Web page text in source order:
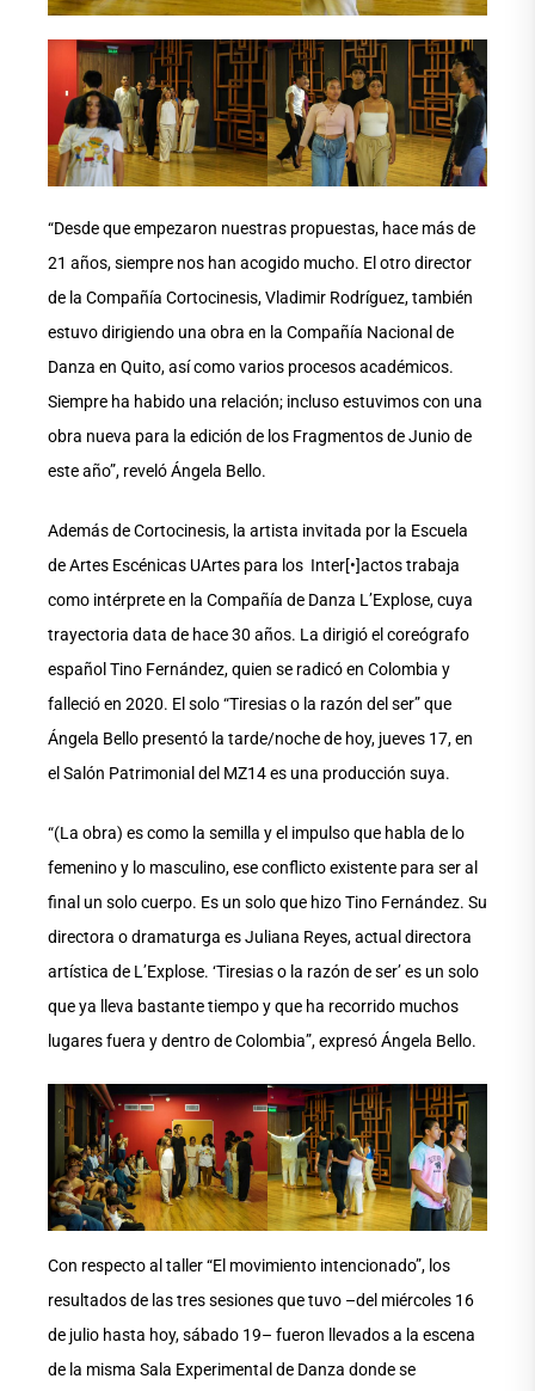
“Desde que empezaron nuestras propuestas, hace más de
21 años, siempre nos han acogido mucho. El otro director
de la Compañía Cortocinesis, Vladimir Rodríguez, también
estuvo dirigiendo una obra en la Compañía Nacional de
Danza en Quito, así como varios procesos académicos.
Siempre ha habido una relación; incluso estuvimos con una
obra nueva para la edición de los Fragmentos de Junio de
este año”, reveló Ángela Bello.
Además de Cortocinesis, la artista invitada por la Escuela
de Artes Escénicas UArtes para los Inter[•]actos trabaja
como intérprete en la Compañía de Danza L’Explose, cuya
trayectoria data de hace 30 años. La dirigió el coreógrafo
español Tino Fernández, quien se radicó en Colombia y
falleció en 2020. El solo “Tiresias o la razón del ser” que
Ángela Bello presentó la tarde/noche de hoy, jueves 17, en
el Salón Patrimonial del MZ14 es una producción suya.
“(La obra) es como la semilla y el impulso que habla de lo
femenino y lo masculino, ese conflicto existente para ser al
final un solo cuerpo. Es un solo que hizo Tino Fernández. Su
directora o dramaturga es Juliana Reyes, actual directora
artística de L’Explose. ‘Tiresias o la razón de ser’ es un solo
que ya lleva bastante tiempo y que ha recorrido muchos
lugares fuera y dentro de Colombia”, expresó Ángela Bello.
Con respecto al taller “El movimiento intencionado”, los
resultados de las tres sesiones que tuvo –del miércoles 16
de julio hasta hoy, sábado 19– fueron llevados a la escena
de la misma Sala Experimental de Danza donde se